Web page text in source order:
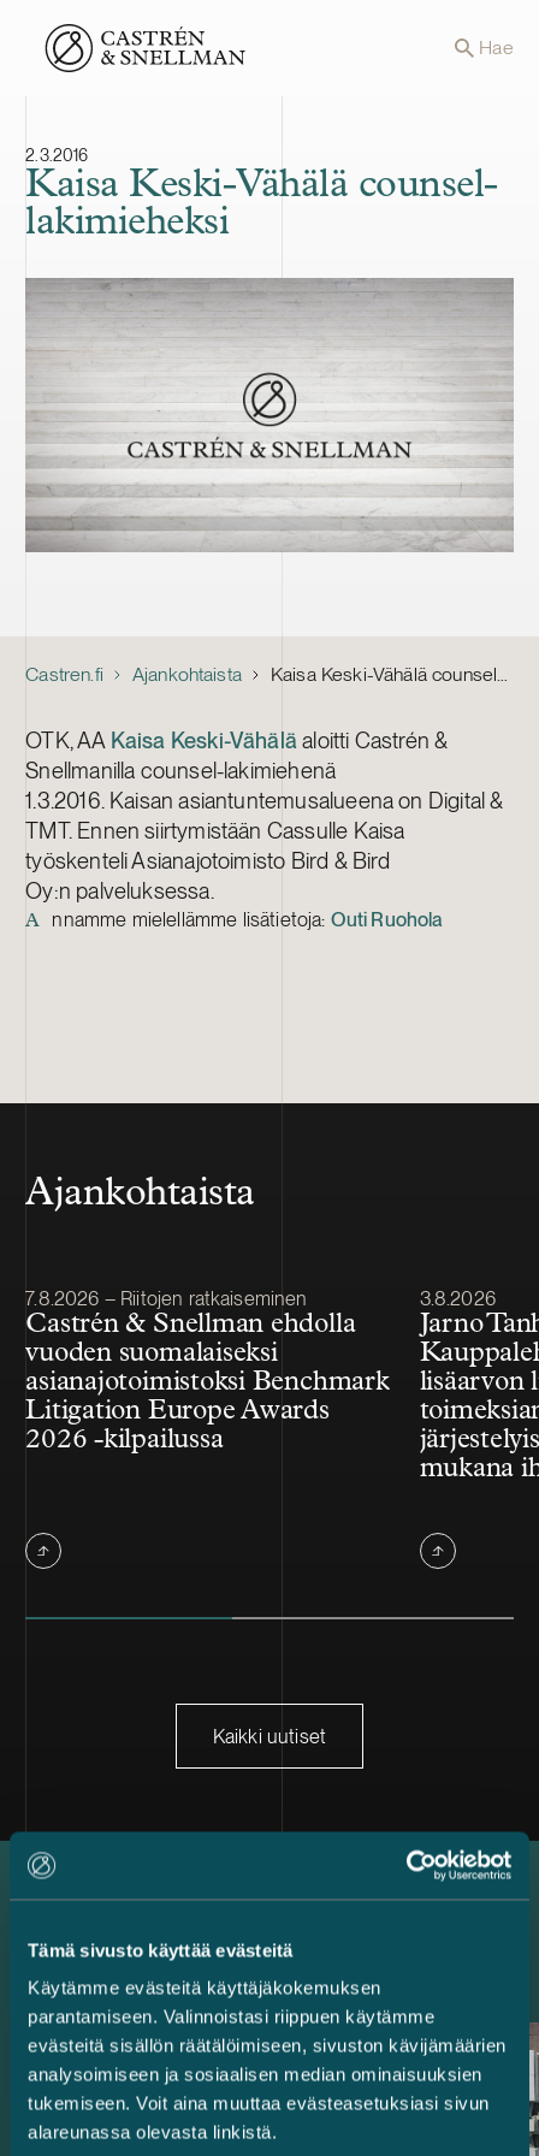
Tämä sivusto käyttää evästeitä
Käytämme evästeitä käyttäjäkokemuksen
parantamiseen. Valinnoistasi riippuen käytämme
evästeitä sisällön räätälöimiseen, sivuston kävijämäärien
analysoimiseen ja sosiaalisen median ominaisuuksien
tukemiseen. Voit aina muuttaa evästeasetuksiasi sivun
alareunassa olevasta linkistä.
Front page Hae
2.3.2016
Kaisa Keski-Vähälä counsel-
lakimieheksi
Castren.fi Ajankohtaista Kaisa Keski-Vähälä counsel-lakimieheksi
OTK, AA Kaisa Keski-Vähälä aloitti Castrén &
Snellmanilla counsel-lakimiehenä
1.3.2016. Kaisan asiantuntemusalueena on Digital &
TMT. Ennen siirtymistään Cassulle Kaisa
työskenteli Asianajotoimisto Bird & Bird
Oy:n palveluksessa.
A nnamme mielellämme lisätietoja: Outi Ruohola
Ajankohtaista
Julkaistu
7.8.2026 – Riitojen ratkaiseminen
Castrén & Snellman ehdolla
vuoden suomalaiseksi
asianajotoimistoksi Benchmark
Litigation Europe Awards
2026 -kilpailussa
Julkaistu
3.8.2026
Jarno
lisäarvon
mukana
Kaikki uutiset